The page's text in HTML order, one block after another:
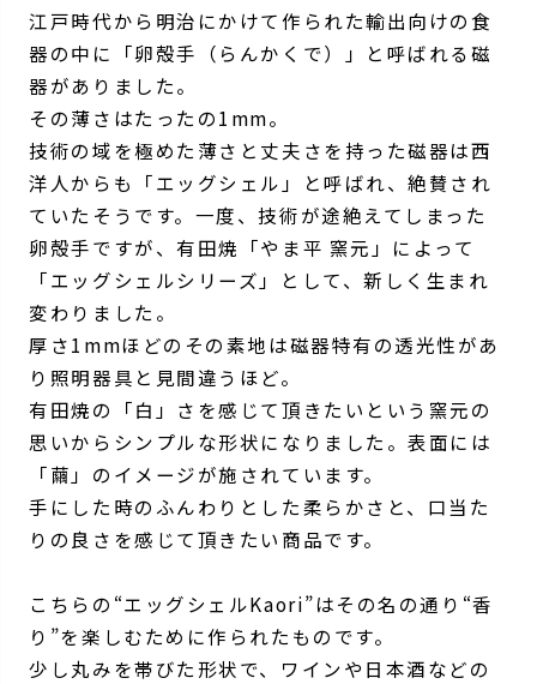
江戸時代から明治にかけて作られた輸出向けの食
器の中に「卵殻手（らんかくで）」と呼ばれる磁
器がありました。
その薄さはたったの1mm。
技術の域を極めた薄さと丈夫さを持った磁器は西
洋人からも「エッグシェル」と呼ばれ、絶賛され
ていたそうです。一度、技術が途絶えてしまった
卵殻手ですが、有田焼「やま平 窯元」によって
「エッグシェルシリーズ」として、新しく生まれ
変わりました。
厚さ1mmほどのその素地は磁器特有の透光性があ
り照明器具と見間違うほど。
有田焼の「白」さを感じて頂きたいという窯元の
思いからシンプルな形状になりました。表面には
「繭」のイメージが施されています。
手にした時のふんわりとした柔らかさと、口当た
りの良さを感じて頂きたい商品です。
こちらの“エッグシェルKaori”はその名の通り“香
り”を楽しむために作られたものです。
少し丸みを帯びた形状で、ワインや日本酒などの